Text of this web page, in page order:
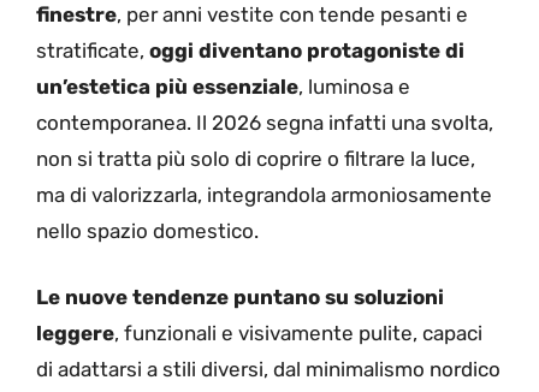
finestre, per anni vestite con tende pesanti e
stratificate, oggi diventano protagoniste di
un’estetica più essenziale, luminosa e
contemporanea. Il 2026 segna infatti una svolta,
non si tratta più solo di coprire o filtrare la luce,
ma di valorizzarla, integrandola armoniosamente
nello spazio domestico.
Le nuove tendenze puntano su soluzioni
leggere, funzionali e visivamente pulite, capaci
di adattarsi a stili diversi, dal minimalismo nordico